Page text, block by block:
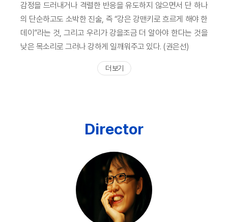
감정을 드러내거나 격렬한 반응을 유도하지 않으면서 단 하나
의 단순하고도 소박한 진술, 즉 “강은 강맨키로 흐르게 해야 한
데이”라는 것, 그리고 우리가 강을조금 더 알아야 한다는 것을
낮은 목소리로 그러나 강하게 일깨워주고 있다. (권은선)
더 보기
Director